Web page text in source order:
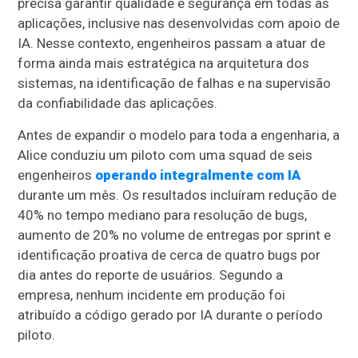
precisa garantir qualidade e segurança em todas as
aplicações, inclusive nas desenvolvidas com apoio de
IA. Nesse contexto, engenheiros passam a atuar de
forma ainda mais estratégica na arquitetura dos
sistemas, na identificação de falhas e na supervisão
da confiabilidade das aplicações.
Antes de expandir o modelo para toda a engenharia, a
Alice conduziu um piloto com uma squad de seis
engenheiros operando integralmente com IA
durante um mês. Os resultados incluíram redução de
40% no tempo mediano para resolução de bugs,
aumento de 20% no volume de entregas por sprint e
identificação proativa de cerca de quatro bugs por
dia antes do reporte de usuários. Segundo a
empresa, nenhum incidente em produção foi
atribuído a código gerado por IA durante o período
piloto.